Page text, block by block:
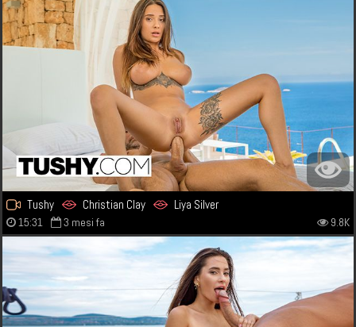
Tushy Christian Clay Liya Silver
15:31 3 mesi fa 9.8K